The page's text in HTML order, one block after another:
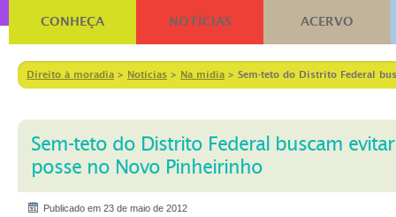
CONHEÇA NOTÍCIAS ACERVO
Direito à moradia > Notícias > Na mídia > Sem-teto do Distrito Federal
Sem-teto do Distrito Federal buscam
posse no Novo Pinheirinho
Publicado em 23 de maio de 2012